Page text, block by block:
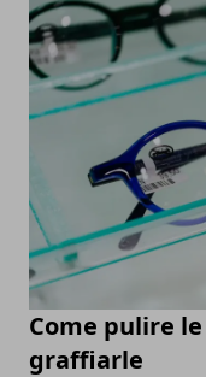
Come pulire
graffiarle